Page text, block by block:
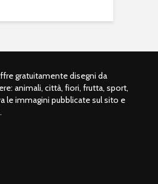
gratuitamente disegni da
animali, città, fiori, frutta, sport,
le immagini pubblicate sul sito e